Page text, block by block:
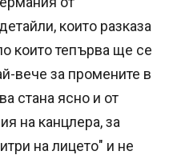
които разказа
които тепърва ще се
вече за промените в
стана ясно и от
на канцлера, за
на лицето" и не